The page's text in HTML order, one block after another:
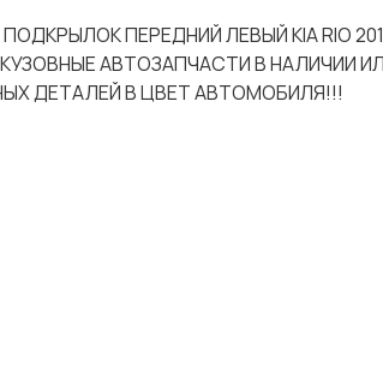
ПЕРЕДНИЙ ЛЕВЫЙ KIA RIO
АВТОЗАПЧАСТИ В НАЛИЧИИ
ДЕТАЛЕЙ В ЦВЕТ АВТОМОБИЛЯ!!!